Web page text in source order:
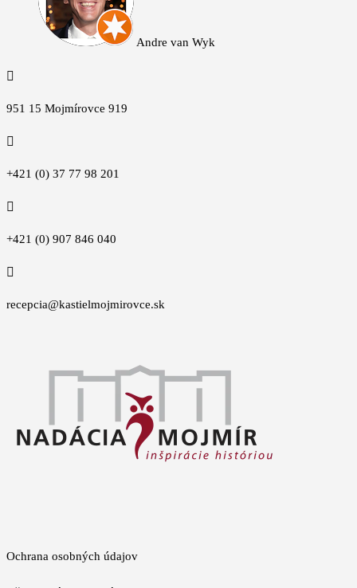
Andre van Wyk

951 15 Mojmírovce 919

+421 (0) 37 77 98 201

+421 (0) 907 846 040

recepcia@kastielmojmirovce.sk
Ochrana osobných údajov